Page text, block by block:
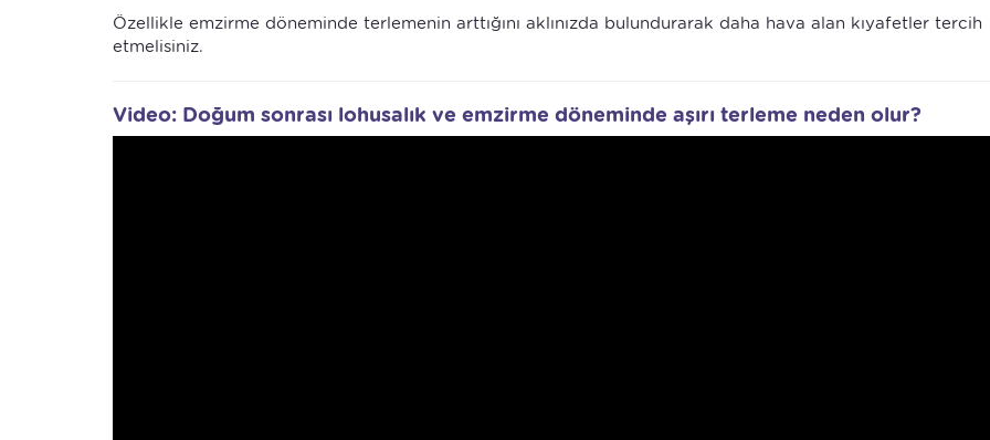
Özellikle emzirme döneminde terlemenin arttığını aklınızda bulundurarak daha hava alan kıyafetler tercih
etmelisiniz.
Video: Doğum sonrası lohusalık ve emzirme döneminde aşırı terleme neden olur?